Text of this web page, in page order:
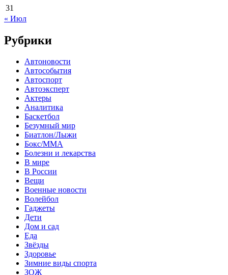
31
« Июл
Рубрики
Автоновости
Автособытия
Автоспорт
Автоэксперт
Актеры
Аналитика
Баскетбол
Безумный мир
Биатлон/Лыжи
Бокс/MMA
Болезни и лекарства
В мире
В России
Вещи
Военные новости
Волейбол
Гаджеты
Дети
Дом и сад
Еда
Звёзды
Здоровье
Зимние виды спорта
ЗОЖ